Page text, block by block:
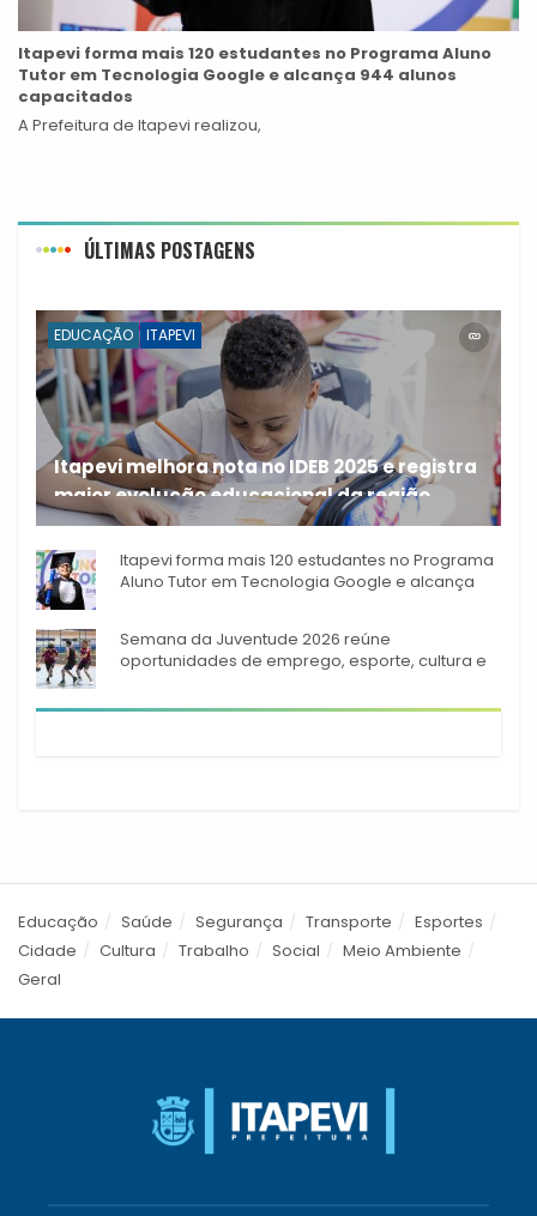
Itapevi forma mais 120 estudantes no Programa Aluno
Tutor em Tecnologia Google e alcança 944 alunos
capacitados
A Prefeitura de Itapevi realizou,
ÚLTIMAS POSTAGENS
EDUCAÇÃO ITAPEVI
Itapevi melhora nota no IDEB 2025 e registra
maior evolução educacional da região
A rede municipal de ensino
Itapevi forma mais 120 estudantes no Programa
Aluno Tutor em Tecnologia Google e alcança
Semana da Juventude 2026 reúne
oportunidades de emprego, esporte, cultura e
Educação Saúde Segurança Transporte
Esportes
Cidade
Cultura Trabalho Social
Meio Ambiente
Geral